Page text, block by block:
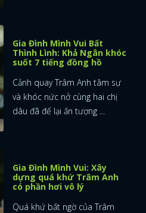
Gia Đình Mình Vui Bất
Thình Lình: Khả Ngân khóc
suốt 7 tiếng đồng hồ
Cảnh quay Trâm Anh tâm sự
và khóc nức nở cùng hai chị
dâu đã để lại ấn tượng ...
Gia Đình Mình Vui: Xây
dựng quá khứ Trâm Anh
có phần hơi vô lý
Quá khứ bất ngờ của Trâm